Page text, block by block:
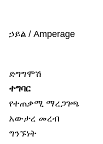
ኃይል / Amperage
ድግግሞሽ
ተግባር
የተጠቃሚ ማረጋገጫ
አውታረ መረብ
ግንኙነት